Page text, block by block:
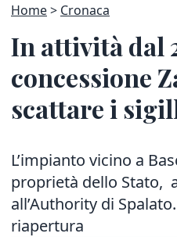
Home Cronaca
In attività dal
concessione
scattare i
L’impianto vicino a
proprietà dello Stato,
all’Authority di
riapertura